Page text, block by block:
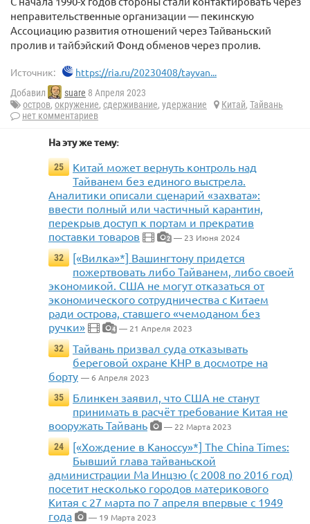
неправительственные организации — пекинскую
Ассоциацию развития отношений через Тайваньский
пролив и тайбэйский Фонд обменов через пролив.
Источник: https://ria.ru/20230408/tayvan...
Добавил suare 8 Апреля 2023
остров, окружение, сдерживание, удержание Китай, Тайвань
нет комментариев
На эту же тему:
25
Китай может вернуть контроль над
Тайванем без единого выстрела.
Аналитики описали сценарий «захвата»:
ввести полный или частичный карантин,
перекрыв доступ к портам и прекратив
поставки товаров
2 — 23 Июня 2024
32
[«Вилка»*] Вашингтону придется
пожертвовать либо Тайванем, либо своей
экономикой. США не могут отказаться от
экономического сотрудничества с Китаем
ради острова, ставшего «чемоданом без
ручки»
4 — 21 Апреля 2023
32
Тайвань призвал суда отказывать
береговой охране КНР в досмотре на
борту — 6 Апреля 2023
35
Блинкен заявил, что США не станут
принимать в расчёт требование Китая не
вооружать Тайвань
— 22 Марта 2023
24
[«Хождение в Каноссу»*] The China Times:
Бывший глава тайваньской
администрации Ма Инцзю (с 2008 по 2016 год)
посетит несколько городов материкового
Китая с 27 марта по 7 апреля впервые с 1949
года
— 19 Марта 2023